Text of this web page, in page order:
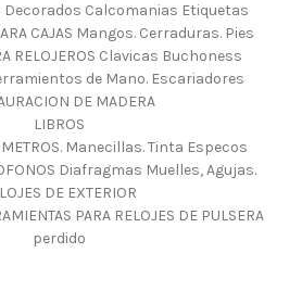
Decorados Calcomanias Etiquetas
CAJAS Mangos. Cerraduras. Pies
RELOJEROS Clavicas Buchoness
de Mano. Escariadores
DE MADERA
LIBROS
Manecillas. Tinta Especos
Diafragmas Muelles, Agujas.
DE EXTERIOR
PARA RELOJES DE PULSERA
perdido